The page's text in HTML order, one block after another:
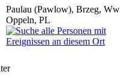
Paulau (Pawlow), Brzeg, Ww
Oppeln, PL